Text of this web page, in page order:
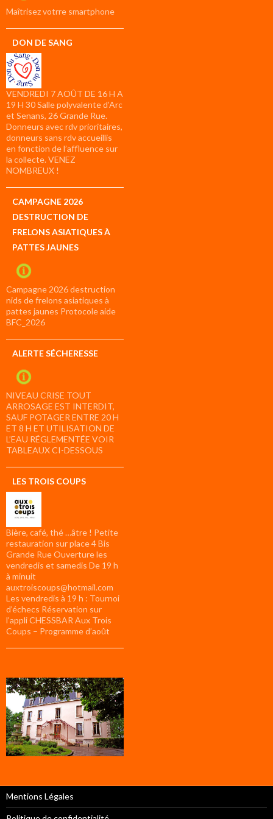
compte
Maîtrisez votrre smartphone
DON DE SANG
VENDREDI 7 AOÛT DE 16 H A
19 H 30 Salle polyvalente d’Arc
et Senans, 26 Grande Rue.
Donneurs avec rdv prioritaires,
donneurs sans rdv accueillis
en fonction de l’affluence sur
la collecte. VENEZ
NOMBREUX !
CAMPAGNE 2026
DESTRUCTION DE
FRELONS ASIATIQUES À
PATTES JAUNES
Campagne 2026 destruction
nids de frelons asiatiques à
pattes jaunes Protocole aide
BFC_2026
ALERTE SÉCHERESSE
NIVEAU CRISE TOUT
ARROSAGE EST INTERDIT,
SAUF POTAGER ENTRE 20 H
ET 8 H ET UTILISATION DE
L’EAU RÉGLEMENTÉE VOIR
TABLEAUX CI-DESSOUS
LES TROIS COUPS
Bière, café, thé …âtre ! Petite
restauration sur place 4 Bis
Grande Rue Ouverture les
vendredis et samedis De 19 h
à minuit
auxtroiscoups@hotmail.com
Les vendredis à 19 h : Tournoi
d’échecs Réservation sur
l’appli CHESSBAR Aux Trois
Coups – Programme d’août
Mentions Légales